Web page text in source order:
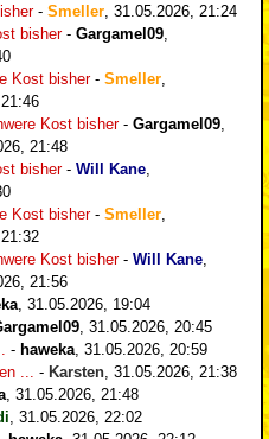
- Smeller 31.05.2026, 21:24
bisher- Gargamel09
Kost bisher- Smeller
Kost bisher- Gargamel09
21:48
bisher- Will Kane
Kost bisher- Smeller
Kost bisher- Will Kane
21:56
31.05.2026, 19:04
31.05.2026, 20:45
- haweka 31.05.2026, 20:59
...
- Karsten 31.05.2026, 21:38
31.05.2026, 21:48
31.05.2026, 22:02